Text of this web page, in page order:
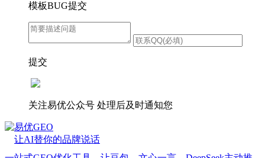
模板BUG提交
提交
关注易优公众号 处理后及时通知您
易优GEO
让AI替你的品牌说话